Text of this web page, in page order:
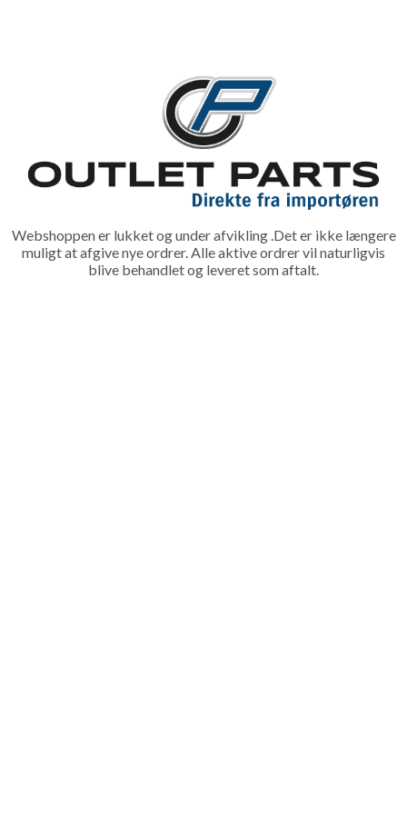
Webshoppen er lukket og under afvikling .Det er ikke længere
muligt at afgive nye ordrer. Alle aktive ordrer vil naturligvis
blive behandlet og leveret som aftalt.